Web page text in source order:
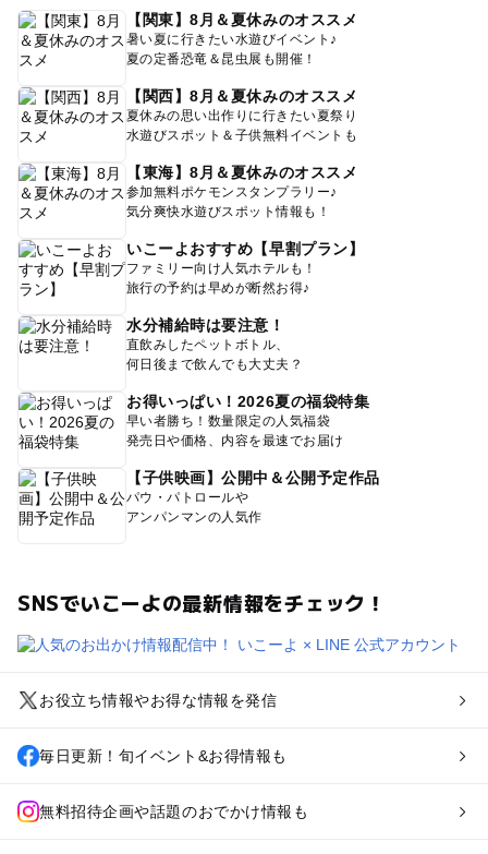
【関東】8月＆夏休みのオススメ
暑い夏に行きたい水遊びイベント♪
夏の定番恐竜＆昆虫展も開催！
【関西】8月＆夏休みのオススメ
夏休みの思い出作りに行きたい夏祭り
水遊びスポット＆子供無料イベントも
【東海】8月＆夏休みのオススメ
参加無料ポケモンスタンプラリー♪
気分爽快水遊びスポット情報も！
いこーよおすすめ【早割プラン】
ファミリー向け人気ホテルも！
旅行の予約は早めが断然お得♪
水分補給時は要注意！
直飲みしたペットボトル、
何日後まで飲んでも大丈夫？
お得いっぱい！2026夏の福袋特集
早い者勝ち！数量限定の人気福袋
発売日や価格、内容を最速でお届け
【子供映画】公開中＆公開予定作品
パウ・パトロールや
アンパンマンの人気作
SNSでいこーよの最新情報をチェック！
お役立ち情報やお得な情報を発信
毎日更新！旬イベント&お得情報も
無料招待企画や話題のおでかけ情報も